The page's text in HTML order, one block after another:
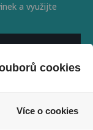
a využijte
*
cookies
Více o cookies